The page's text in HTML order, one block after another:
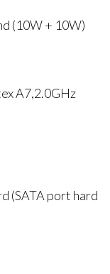
(10W + 10W)
A7,2.0GHz
(SATA port hard